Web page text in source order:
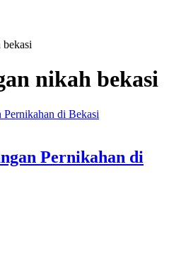
bekasi
nikah bekasi
Pernikahan di Bekasi
Pernikahan di